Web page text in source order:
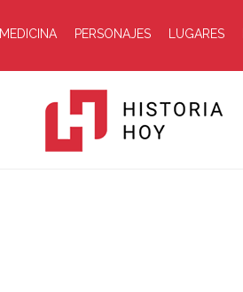
MEDICINA PERSONAJES LUGARES